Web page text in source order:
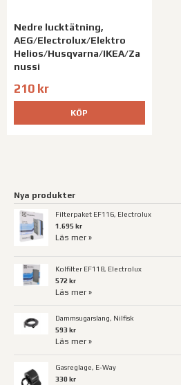
Nedre lucktätning,
AEG/Electrolux/Elektro
Helios/Husqvarna/IKEA/Za
nussi
210 kr
KÖP
Nya produkter
Filterpaket EF116, Electrolux
1.695 kr
Läs mer »
Kolfilter EF118, Electrolux
572 kr
Läs mer »
Dammsugarslang, Nilfisk
593 kr
Läs mer »
Gasreglage, E-Way
330 kr